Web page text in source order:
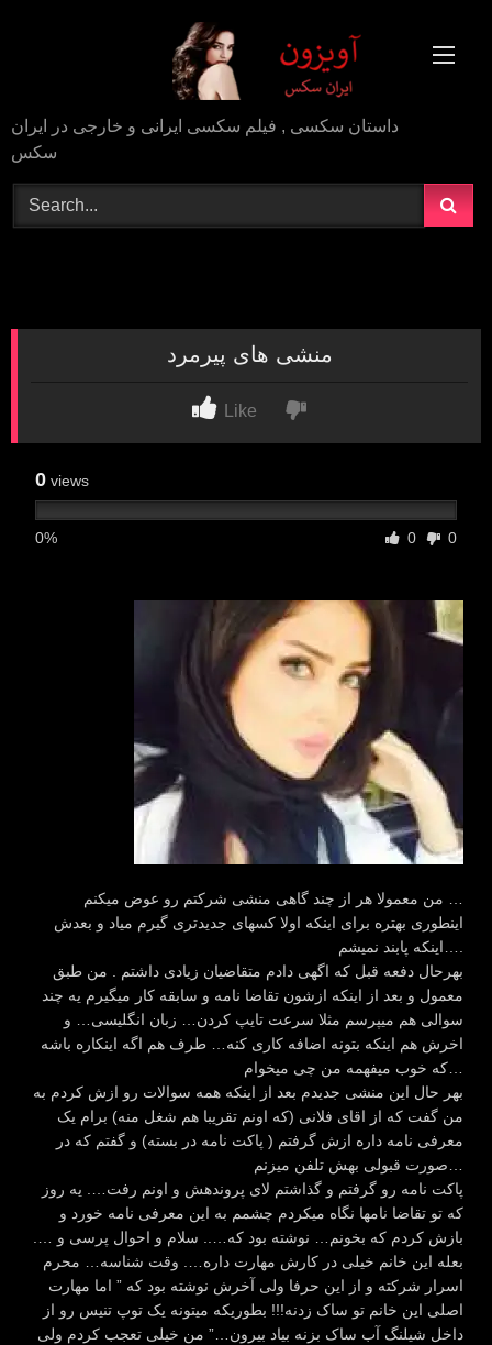
داستان سکسی , فیلم سکسی ایرانی و خارجی در ایران
سکس
منشی های پیرمرد
Like
0 views
0% 0 0
من معمولا هر از چند گاهی منشی شرکتم رو عوض میکنم …
اینطوری بهتره برای اینکه اولا کسهای جدیدتری گیرم میاد و بعدش
اینکه پابند نمیشم….
بهرحال دفعه قبل که اگهی دادم متقاضیان زیادی داشتم . من طبق
معمول و بعد از اینکه ازشون تقاضا نامه و سابقه کار میگیرم یه چند
سوالی هم میپرسم مثلا سرعت تایپ کردن… زبان انگلیسی… و
اخرش هم اینکه بتونه اضافه کاری کنه… طرف هم اگه اینکاره باشه
که خوب میفهمه من چی میخوام…
بهر حال این منشی جدیدم بعد از اینکه همه سوالات رو ازش کردم به
من گفت که از اقای فلانی (که اونم تقریبا هم شغل منه) برام یک
معرفی نامه داره ازش گرفتم ( پاکت نامه در بسته) و گفتم که در
صورت قبولی بهش تلفن میزنم…
پاکت نامه رو گرفتم و گذاشتم لای پروندهش و اونم رفت…. یه روز
که تو تقاضا نامها نگاه میکردم چشمم به این معرفی نامه خورد و
بازش کردم که بخونم… نوشته بود که….. سلام و احوال پرسی و ….
بعله این خانم خیلی در کارش مهارت داره…. وقت شناسه… محرم
اسرار شرکته و از این حرفا ولی آخرش نوشته بود که ” اما مهارت
اصلی این خانم تو ساک زدنه!!! بطوریکه میتونه یک توپ تنیس رو از
داخل شیلنگ آب ساک بزنه بیاد بیرون…” من خیلی تعجب کردم ولی